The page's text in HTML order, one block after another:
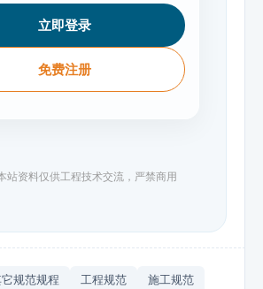
立即登录
免费注册
站资料仅供工程技术交流，严禁商用
规范规程 工程规范 施工规范